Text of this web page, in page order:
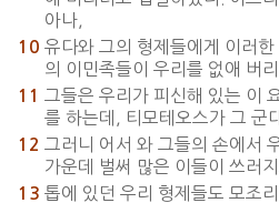
아나,
10 유다와 그의 형제들에게 이러한
의 이민족들이 우리를 없애 버
11
그들은 우리가 피신해 있는 이
를 하는데, 티모테오스가 그 군
12 그러니 어서 와 그들의 손에서
가운데 벌써 많은 이들이 쓰러지
13 톱에 있던 우리 형제들도 모조